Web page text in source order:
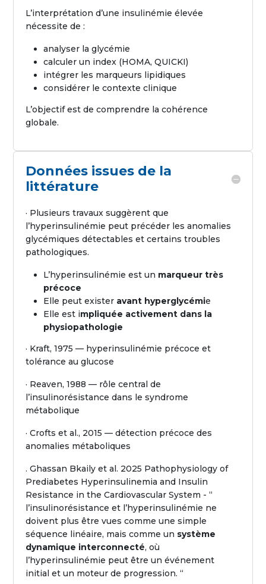
L’interprétation d’une insulinémie élevée
nécessite de :
analyser la glycémie
calculer un index (HOMA, QUICKI)
intégrer les marqueurs lipidiques
considérer le contexte clinique
L’objectif est de comprendre la cohérence
globale.
Données issues de la
littérature
· Plusieurs travaux suggèrent que
l’hyperinsulinémie peut précéder les anomalies
glycémiques détectables et certains troubles
pathologiques.
L’hyperinsulinémie est un marqueur très
précoce
Elle peut exister avant hyperglycémie
Elle est impliquée activement dans la
physiopathologie
· Kraft, 1975 — hyperinsulinémie précoce et
tolérance au glucose
· Reaven, 1988 — rôle central de
l’insulinorésistance dans le syndrome
métabolique
· Crofts et al., 2015 — détection précoce des
anomalies métaboliques
. Ghassan Bkaily et al. 2025 Pathophysiology of
Prediabetes Hyperinsulinemia and Insulin
Resistance in the Cardiovascular System - “
l’insulinorésistance et l’hyperinsulinémie ne
doivent plus être vues comme une simple
séquence linéaire, mais comme un système
dynamique interconnecté, où
l’hyperinsulinémie peut être un événement
initial et un moteur de progression. “